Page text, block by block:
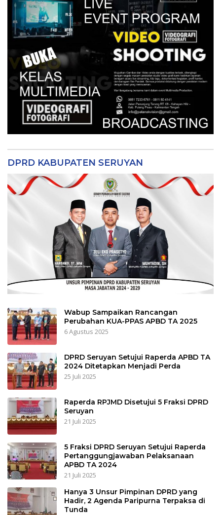
DPRD KABUPATEN SERUYAN
Wabup Sampaikan Rancangan
Perubahan KUA-PPAS APBD TA 2025
6 Agustus 2025
DPRD Seruyan Setujui Raperda APBD TA
2024 Ditetapkan Menjadi Perda
25 Juli 2025
Raperda RPJMD Disetujui 5 Fraksi DPRD
Seruyan
21 Juli 2025
5 Fraksi DPRD Seruyan Setujui Raperda
Pertanggungjawaban Pelaksanaan
APBD TA 2024
21 Juli 2025
Hanya 3 Unsur Pimpinan DPRD yang
Hadir, 2 Agenda Paripurna Terpaksa di
Tunda